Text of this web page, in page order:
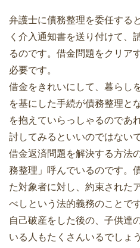
弁護士に債務整理を委任する
く介入通知書を送り付けて、
るのです。借金問題をクリア
必要です。
借金をきれいにして、暮らし
を基にした手続が債務整理と
を抱えていらっしゃるのであ
討してみるといいのではない
借金返済問題を解決する方法
務整理」呼んでいるのです。
た対象者に対し、約束された
べしという法的義務のことです
自己破産をした後の、子供達
いる人もたくさんいるでしょ